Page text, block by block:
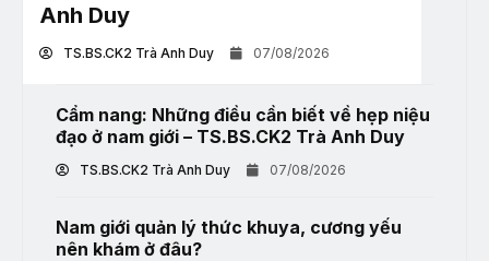
Anh Duy
TS.BS.CK2 Trà Anh Duy 07/08/2026
Cẩm nang: Những điều cần biết về hẹp niệu
đạo ở nam giới – TS.BS.CK2 Trà Anh Duy
TS.BS.CK2 Trà Anh Duy 07/08/2026
Nam giới quản lý thức khuya, cương yếu
nên khám ở đâu?